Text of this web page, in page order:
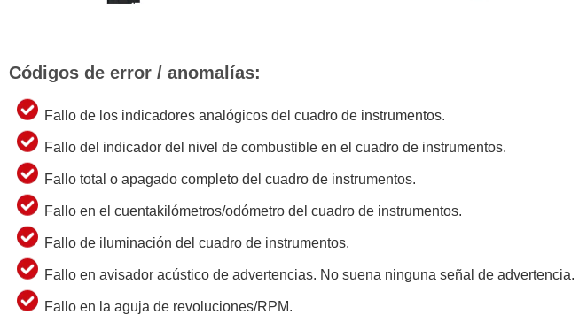
Códigos de error / anomalías:
Fallo de los indicadores analógicos del cuadro de instrumentos.
Fallo del indicador del nivel de combustible en el cuadro de instrumentos.
Fallo total o apagado completo del cuadro de instrumentos.
Fallo en el cuentakilómetros/odómetro del cuadro de instrumentos.
Fallo de iluminación del cuadro de instrumentos.
Fallo en avisador acústico de advertencias. No suena ninguna señal de advertencia.
Fallo en la aguja de revoluciones/RPM.